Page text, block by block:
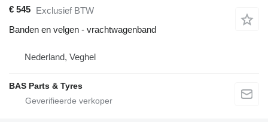
€ 545 Exclusief BTW
Banden en velgen - vrachtwagenband
Nederland, Veghel
BAS Parts & Tyres